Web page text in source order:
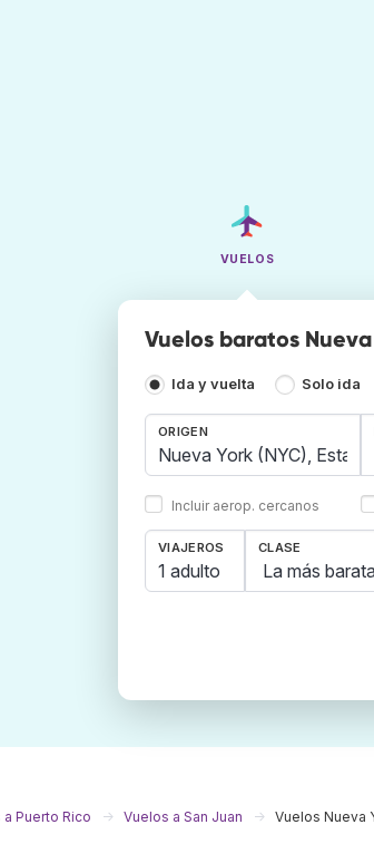
VUELOS
Vuelos baratos
Ida y vuelta Solo ida
ORIGEN
Incluir aerop. cercanos
VIAJEROS
1 adulto
CLASE
Puerto Rico Vuelos a San Juan Vuelos Nueva